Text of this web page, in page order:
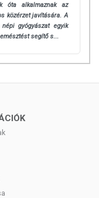
óta alkalmaznak az
közérzet javítására. A
gyógyászat egyik
segítő s...